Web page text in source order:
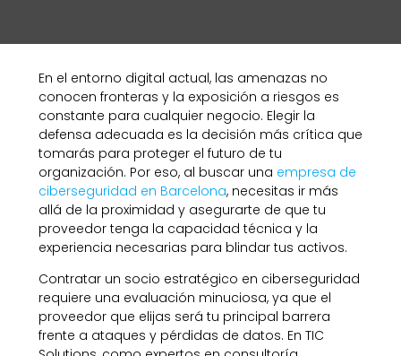
En el entorno digital actual, las amenazas no
conocen fronteras y la exposición a riesgos es
constante para cualquier negocio. Elegir la
defensa adecuada es la decisión más crítica que
tomarás para proteger el futuro de tu
organización. Por eso, al buscar una empresa de
ciberseguridad en Barcelona, necesitas ir más
allá de la proximidad y asegurarte de que tu
proveedor tenga la capacidad técnica y la
experiencia necesarias para blindar tus activos.
Contratar un socio estratégico en ciberseguridad
requiere una evaluación minuciosa, ya que el
proveedor que elijas será tu principal barrera
frente a ataques y pérdidas de datos. En TIC